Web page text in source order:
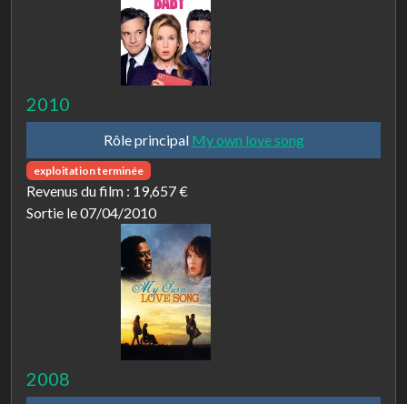
2010
Rôle principal My own love song
exploitation terminée
Revenus du film : 19,657 €
Sortie le 07/04/2010
2008